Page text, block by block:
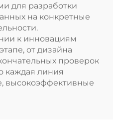
для разработки
на конкретные
к инновациям
от дизайна
проверок
каждая линия
высокоэффективные